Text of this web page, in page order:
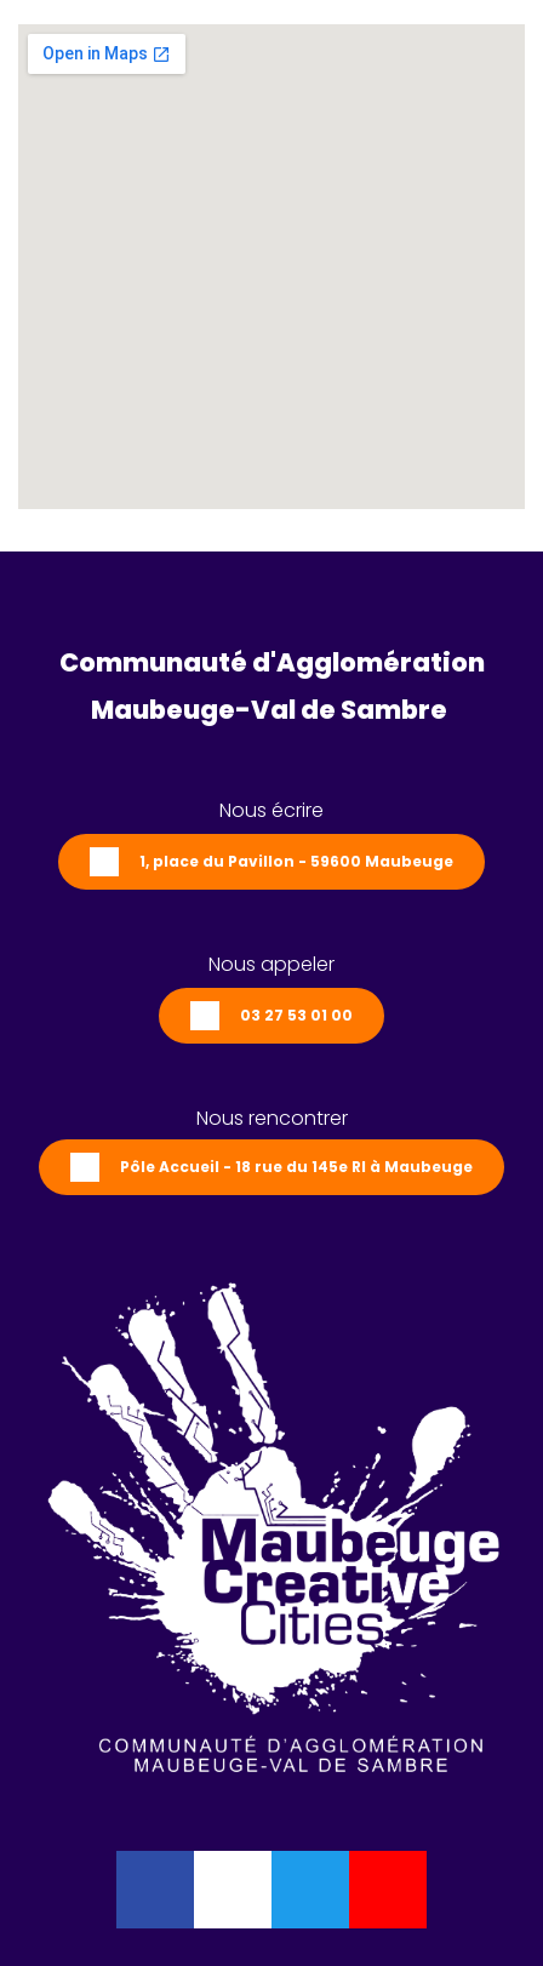
Communauté d'Agglomération
Maubeuge-Val de Sambre
Nous écrire
1, place du Pavillon - 59600 Maubeuge
Nous appeler
03 27 53 01 00
Nous rencontrer
Pôle Accueil - 18 rue du 145e RI à Maubeuge